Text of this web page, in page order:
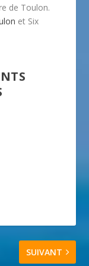
de Toulon.
et Six
SUIVANT